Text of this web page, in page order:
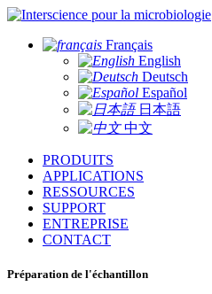
pour la microbiologie
Français
English
Deutsch
Español
日本語
中文
PRODUITS
APPLICATIONS
RESSOURCES
SUPPORT
ENTREPRISE
CONTACT
Préparation de l'échantillon